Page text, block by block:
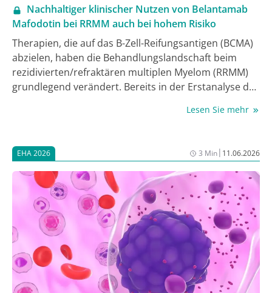
Nachhaltiger klinischer Nutzen von Belantamab
Mafodotin bei RRMM auch bei hohem Risiko
Therapien, die auf das B-Zell-Reifungsantigen (BCMA)
abzielen, haben die Behandlungslandschaft beim
rezidivierten/refraktären multiplen Myelom (RRMM)
grundlegend verändert. Bereits in der Erstanalyse der
(BPd) untersucht worden war, zeigte sich eine
Überlebens (PFS) im BPd-Arm. Während des EHA-
Kongresses wurde eine Post-hoc-Analyse der
Patient:innen vorgestellt, die im BPd-Arm der DREAM-
8-Studie sehr lange überlebt hatten [1].
Lesen Sie mehr
EHA 2026 3 Min| 11.06.2026